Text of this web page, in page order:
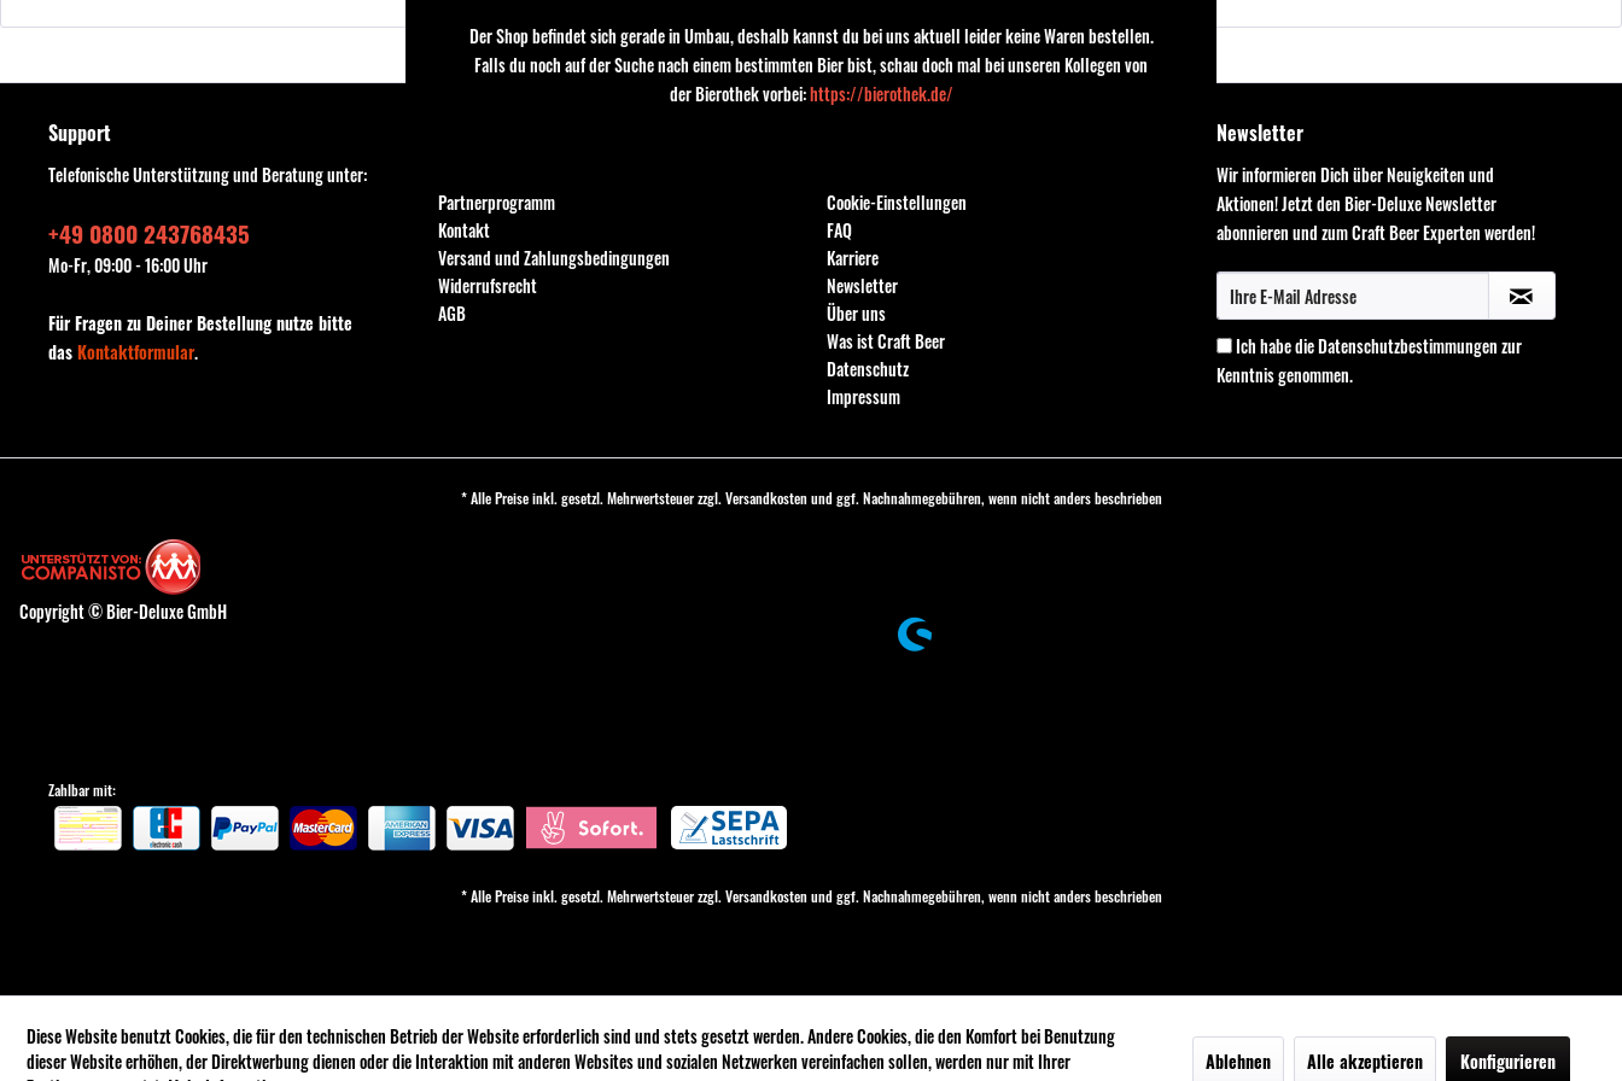
Support
Telefonische Unterstützung und Beratung unter:
+49 0800 243768435
Mo-Fr, 09:00 - 16:00 Uhr
Für Fragen zu Deiner Bestellung nutze bitte
dasKontaktformular.
Partnerprogramm
Kontakt
Versand und Zahlungsbedingungen
Widerrufsrecht
AGB
Cookie-Einstellungen
FAQ
Karriere
Newsletter
Über uns
Was ist Craft Beer
Datenschutz
Impressum
Newsletter
Wir informieren Dich über Neuigkeiten und
Aktionen! Jetzt den Bier-Deluxe Newsletter
abonnieren und zum Craft Beer Experten werden!
Ich habe dieDatenschutzbestimmungenzur
Kenntnis genommen.
* Alle Preise inkl. gesetzl. Mehrwertsteuer zzgl. Versandkostenund ggf. Nachnahmegebühren, wenn nicht anders beschrieben
Copyright © Bier-Deluxe GmbH
Der Shop befindet sich gerade in Umbau, deshalb kannst du bei uns aktuell leider keine Waren bestellen.
Falls du noch auf der Suche nach einem bestimmten Bier bist, schau doch mal bei unseren Kollegen von
der Bierothek vorbei:https://bierothek.de/
Zahlbar mit:
* Alle Preise inkl. gesetzl. Mehrwertsteuer zzgl. Versandkostenund ggf. Nachnahmegebühren, wenn nicht anders beschrieben
Diese Website benutzt Cookies, die für den technischen Betrieb der Website erforderlich sind und stets gesetzt werden. Andere Cookies, die den Komfort bei Benutzung
dieser Website erhöhen, der Direktwerbung dienen oder die Interaktion mit anderen Websites und sozialen Netzwerken vereinfachen sollen, werden nur mit Ihrer
Ablehnen Alle akzeptieren Konfigurieren